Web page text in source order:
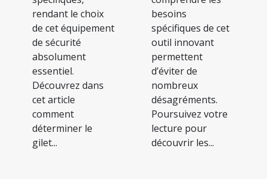
rendant le choix
de cet équipement
de sécurité
absolument
essentiel.
Découvrez dans
cet article
comment
déterminer le
gilet...
besoins
spécifiques de cet
outil innovant
permettent
d’éviter de
nombreux
désagréments.
Poursuivez votre
lecture pour
découvrir les...